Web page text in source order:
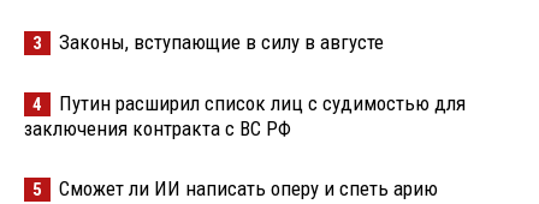
3 Законы, вступающие в силу в августе
4
Путин расширил список лиц с судимостью для
заключения контракта с ВС РФ
5 Сможет ли ИИ написать оперу и спеть арию